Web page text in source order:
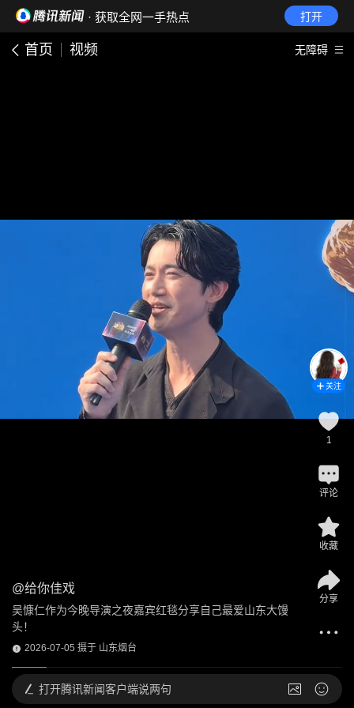
· 获取全网一手热点 打开
首页 视频 无障碍
@给你佳戏
吴慷仁作为今晚导演之夜嘉宾红毯分享自己最爱山东大馒
头！
2026-07-05 摄于 山东烟台
关注
1
评论
收藏
分享
打开腾讯新闻客户端说两句